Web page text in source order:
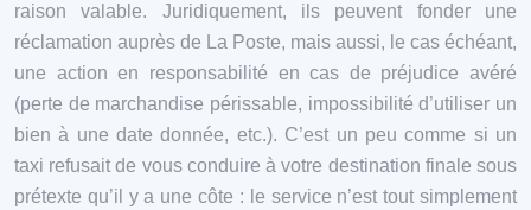
raison valable. Juridiquement, ils peuvent fonder une
réclamation auprès de La Poste, mais aussi, le cas échéant,
une action en responsabilité en cas de préjudice avéré
(perte de marchandise périssable, impossibilité d’utiliser un
bien à une date donnée, etc.). C’est un peu comme si un
taxi refusait de vous conduire à votre destination finale sous
prétexte qu’il y a une côte : le service n’est tout simplement